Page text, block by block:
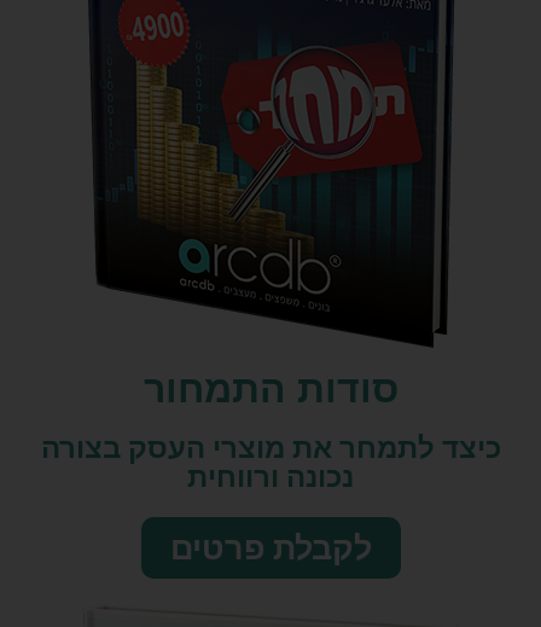
סודות התמחור
כיצד לתמחר את מוצרי העסק בצורה
נכונה ורווחית
לקבלת פרטים